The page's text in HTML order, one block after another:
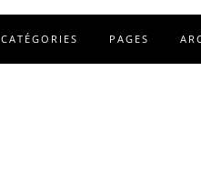
CATÉGORIES PAGES